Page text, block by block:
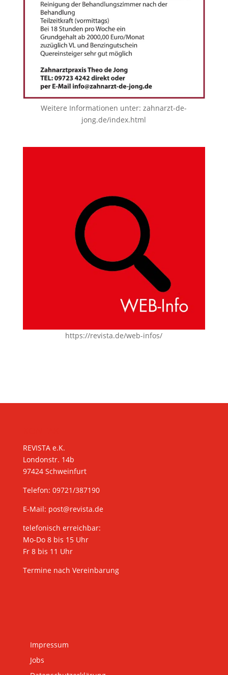
Weitere Informationen unter:zahnarzt-de-
jong.de/index.html
https://revista.de/web-infos/
REVISTA e.K.
Londonstr. 14b
97424 Schweinfurt
Telefon: 09721/387190
E-Mail: post@revista.de
telefonisch erreichbar:
Mo-Do 8 bis 15 Uhr
Fr 8 bis 11 Uhr
Termine nach Vereinbarung
Impressum
Jobs